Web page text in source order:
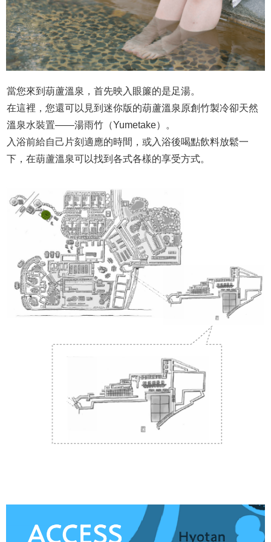
當您來到葫蘆溫泉，首先映入眼簾的是足湯。
在這裡，您還可以見到迷你版的葫蘆溫泉原創竹製冷卻天然
溫泉水裝置——湯雨竹（Yumetake）。
入浴前給自己片刻適應的時間，或入浴後喝點飲料放鬆一
下，在葫蘆溫泉可以找到各式各樣的享受方式。